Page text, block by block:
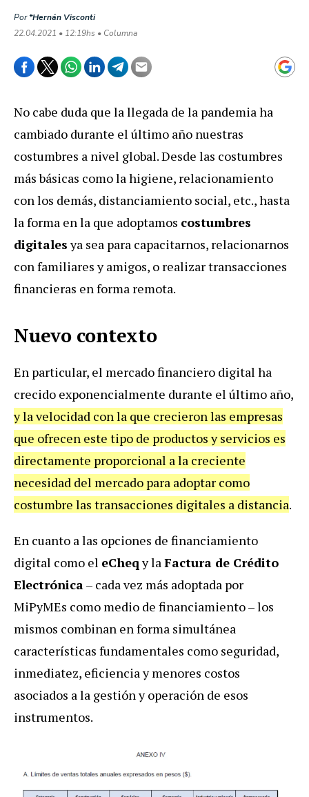
Por*Hernán Visconti
22.04.2021 • 12:19hs • Columna
No cabe duda que la llegada de la pandemia ha
cambiado durante el último año nuestras
costumbres a nivel global. Desde las costumbres
más básicas como la higiene, relacionamiento
con los demás, distanciamiento social, etc., hasta
la forma en la que adoptamos costumbres
digitalesya sea para capacitarnos, relacionarnos
con familiares y amigos, o realizar transacciones
financieras en forma remota.
Nuevo contexto
En particular, el mercado financiero digital ha
crecido exponencialmente durante el último año,
y la velocidad con la que crecieron las empresas
que ofrecen este tipo de productos y servicios es
directamente proporcional a la creciente
necesidad del mercado para adoptar como
costumbre las transacciones digitales a distancia.
En cuanto a las opciones de financiamiento
digital como el eCheqy laFactura de Crédito
Electrónica– cada vez más adoptada por
MiPyMEs como medio de financiamiento – los
mismos combinan en forma simultánea
características fundamentales como seguridad,
inmediatez, eficiencia y menores costos
asociados a la gestión y operación de esos
instrumentos.